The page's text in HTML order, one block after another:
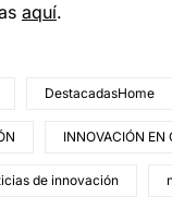
aquí.
DestacadasHome
INNOVACIÓN EN
de innovación